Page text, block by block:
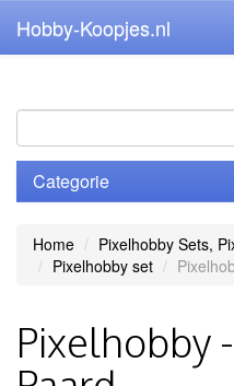
Hobby-Koopjes.nl
Categorie
Home
Pixelhobby Sets,
Pixelhobby set
Pixelhobby